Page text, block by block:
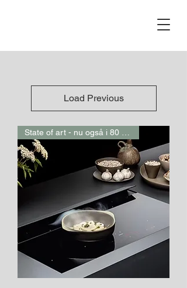
Load Previous